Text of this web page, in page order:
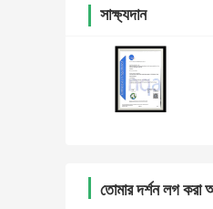
সাক্ষ্যদান
তোমার দর্শন লগ করা